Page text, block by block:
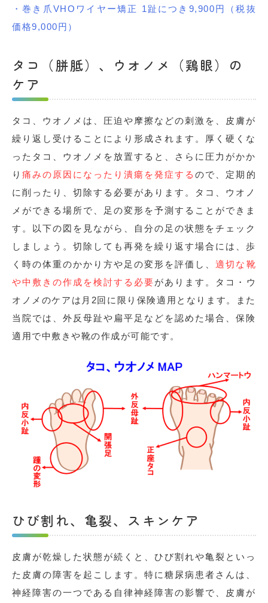
・巻き爪VHOワイヤー矯正 1趾につき9,900円（税抜
価格9,000円）
タコ（胼胝）、ウオノメ（鶏眼）の
ケア
タコ、ウオノメは、圧迫や摩擦などの刺激を、皮膚が
繰り返し受けることにより形成されます。厚く硬くな
ったタコ、ウオノメを放置すると、さらに圧力がかか
り痛みの原因になったり潰瘍を発症するので、定期的
に削ったり、切除する必要があります。タコ、ウオノ
メができる場所で、足の変形を予測することができま
す。以下の図を見ながら、自分の足の状態をチェック
しましょう。切除しても再発を繰り返す場合には、歩
く時の体重のかかり方や足の変形を評価し、適切な靴
や中敷きの作成を検討する必要があります。タコ・ウ
オノメのケアは月2回に限り保険適用となります。また
当院では、外反母趾や扁平足などを認めた場合、保険
適用で中敷きや靴の作成が可能です。
ひび割れ、亀裂、スキンケア
皮膚が乾燥した状態が続くと、ひび割れや亀裂といっ
た皮膚の障害を起こします。特に糖尿病患者さんは、
神経障害の一つである自律神経障害の影響で、皮膚が